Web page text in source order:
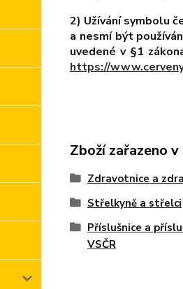
2) Užívání symbolu
a nesmí být
uvedené v §1
https://
Zboží zařazeno
Zdravotnice a
Střelkyně a střelci
Příslušnice a
VSČR